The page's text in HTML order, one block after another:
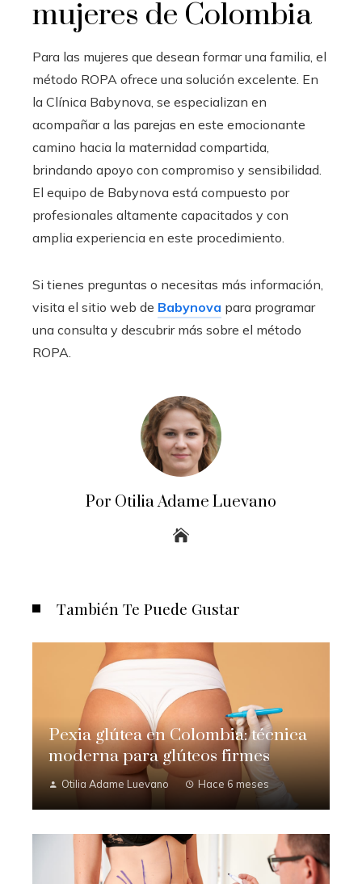
mujeres de Colombia
Para las mujeres que desean formar una familia, el
método ROPA ofrece una solución excelente. En
la Clínica Babynova, se especializan en
acompañar a las parejas en este emocionante
camino hacia la maternidad compartida,
brindando apoyo con compromiso y sensibilidad.
El equipo de Babynova está compuesto por
profesionales altamente capacitados y con
amplia experiencia en este procedimiento.
Si tienes preguntas o necesitas más información,
visita el sitio web de Babynova para programar
una consulta y descubrir más sobre el método
ROPA.
Por Otilia Adame Luevano
También Te Puede Gustar
Pexia glútea en Colombia: técnica
moderna para glúteos firmes
Otilia Adame Luevano Hace 6 meses